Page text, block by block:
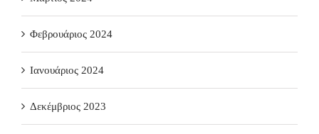
Φεβρουάριος 2024
Ιανουάριος 2024
Δεκέμβριος 2023